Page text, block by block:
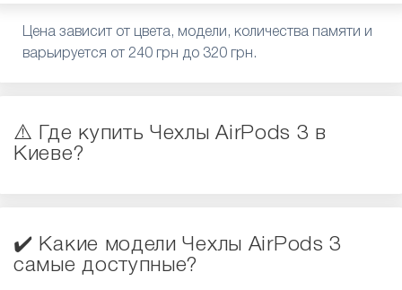
Цена зависит от цвета, модели, количества памяти и
варьируется от 240 грн до 320 грн.
⚠️ Где купить Чехлы AirPods 3 в
Киеве?
✔️ Какие модели Чехлы AirPods 3
самые доступные?